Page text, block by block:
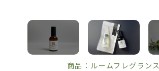
商品：ルームフレグランス